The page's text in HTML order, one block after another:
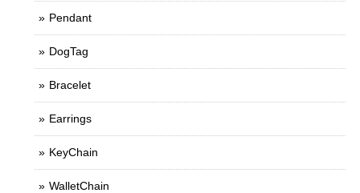
Pendant
DogTag
Bracelet
Earrings
KeyChain
WalletChain